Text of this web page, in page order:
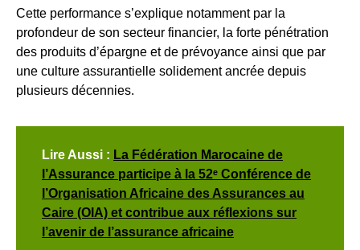
Cette performance s’explique notamment par la
profondeur de son secteur financier, la forte pénétration
des produits d’épargne et de prévoyance ainsi que par
une culture assurantielle solidement ancrée depuis
plusieurs décennies.
Lire Aussi : La Fédération Marocaine de
l’Assurance participe à la 52ᵉ Conférence de
l’Organisation Africaine des Assurances au
Caire (OIA) et contribue aux réflexions sur
l’avenir de l’assurance africaine